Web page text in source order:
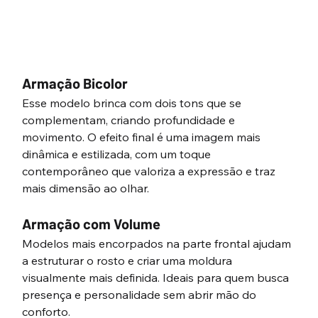
Armação Bicolor
Esse modelo brinca com dois tons que se
complementam, criando profundidade e
movimento. O efeito final é uma imagem mais
dinâmica e estilizada, com um toque
contemporâneo que valoriza a expressão e traz
mais dimensão ao olhar.
Armação com Volume
Modelos mais encorpados na parte frontal ajudam
a estruturar o rosto e criar uma moldura
visualmente mais definida. Ideais para quem busca
presença e personalidade sem abrir mão do
conforto.